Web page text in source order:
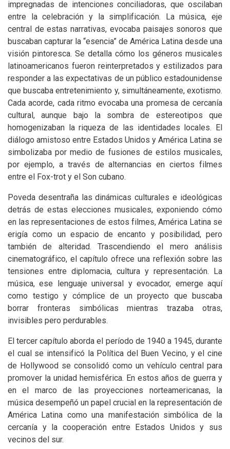
impregnadas de intenciones conciliadoras, que oscilaban
entre la celebración y la simplificación. La música, eje
central de estas narrativas, evocaba paisajes sonoros que
buscaban capturar la “esencia” de América Latina desde una
visión pintoresca. Se detalla cómo los géneros musicales
latinoamericanos fueron reinterpretados y estilizados para
responder a las expectativas de un público estadounidense
que buscaba entretenimiento y, simultáneamente, exotismo.
Cada acorde, cada ritmo evocaba una promesa de cercanía
cultural, aunque bajo la sombra de estereotipos que
homogenizaban la riqueza de las identidades locales. El
diálogo amistoso entre Estados Unidos y América Latina se
simbolizaba por medio de fusiones de estilos musicales,
por ejemplo, a través de alternancias en ciertos filmes
entre el Fox-trot y el Son cubano.
Poveda desentraña las dinámicas culturales e ideológicas
detrás de estas elecciones musicales, exponiendo cómo
en las representaciones de estos filmes, América Latina se
erigía como un espacio de encanto y posibilidad, pero
también de alteridad. Trascendiendo el mero análisis
cinematográfico, el capítulo ofrece una reflexión sobre las
tensiones entre diplomacia, cultura y representación. La
música, ese lenguaje universal y evocador, emerge aquí
como testigo y cómplice de un proyecto que buscaba
borrar fronteras simbólicas mientras trazaba otras,
invisibles pero perdurables.
El tercer capítulo aborda el período de 1940 a 1945, durante
el cual se intensificó la Política del Buen Vecino, y el cine
de Hollywood se consolidó como un vehículo central para
promover la unidad hemisférica. En estos años de guerra y
en el marco de las proyecciones norteamericanas, la
música desempeñó un papel crucial en la representación de
América Latina como una manifestación simbólica de la
cercanía y la cooperación entre Estados Unidos y sus
vecinos del sur.